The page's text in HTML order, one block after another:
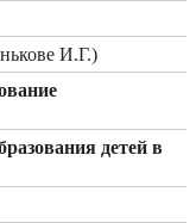
И.Г.)
детей в